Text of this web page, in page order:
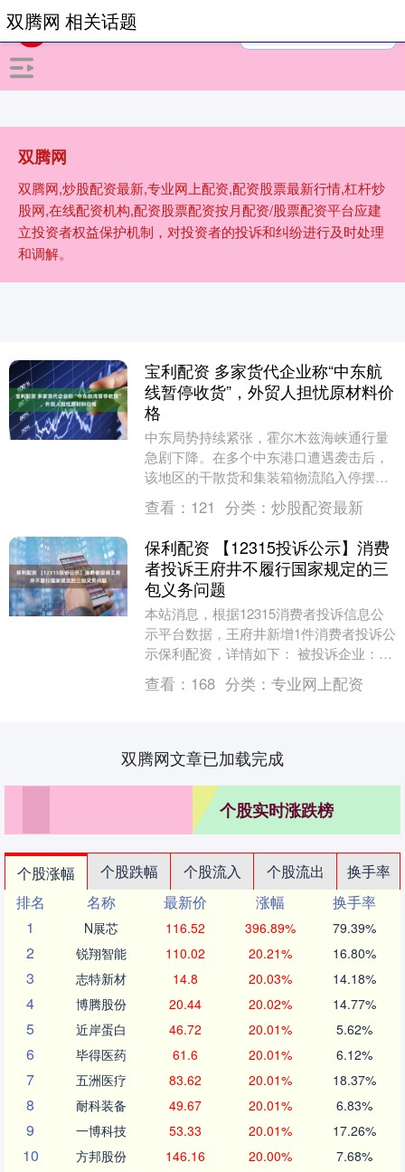
双腾网
双腾网,炒股配资最新,专业网上配资,配资股票最新行情,杠杆炒
股网,在线配资机构,配资股票配资按月配资/股票配资平台应建
立投资者权益保护机制，对投资者的投诉和纠纷进行及时处理
和调解。
双腾网 相关话题
宝利配资 多家货代企业称“中东航
线暂停收货”，外贸人担忧原材料价
格
中东局势持续紧张，霍尔木兹海峡通行量
急剧下降。在多个中东港口遭遇袭击后，
该地区的干散货和集装箱物流陷入停摆。
多家货代企业负责人3月3日对第一财经表
示，中东航线....
查看： 121 分类： 炒股配资最新
保利配资 【12315投诉公示】消费
者投诉王府井不履行国家规定的三
包义务问题
本站消息，根据12315消费者投诉信息公
示平台数据，王府井新增1件消费者投诉公
示保利配资，详情如下： 被投诉企业：王
府井集团北京双安商场有限责任公司投诉
基本信息....
查看： 168 分类： 专业网上配资
双腾网文章已加载完成
个股实时涨跌榜
个股涨幅 个股跌幅 个股流入 个股流出
换手率
排名
名称 最新价 涨幅
换手率
1
N展芯 116.52 396.89% 79.39%
2 锐翔智能 110.02 20.21% 16.80%
3 志特新材 14.8 20.03% 14.18%
4 博腾股份 20.44 20.02% 14.77%
5 近岸蛋白 46.72 20.01% 5.62%
6 毕得医药 61.6 20.01% 6.12%
7 五洲医疗 83.62 20.01% 18.37%
8 耐科装备 49.67 20.01% 6.83%
9 一博科技 53.33 20.01% 17.26%
10 方邦股份 146.16 20.00% 7.68%